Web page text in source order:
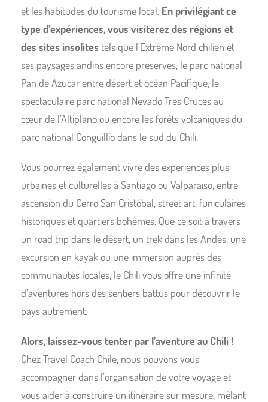
et les habitudes du tourisme local. En privilégiant ce
type d’expériences, vous visiterez des régions et
des sites insolites tels que l’Extrême Nord chilien et
ses paysages andins encore préservés, le parc national
Pan de Azúcar entre désert et océan Pacifique, le
spectaculaire parc national Nevado Tres Cruces au
cœur de l’Altiplano ou encore les forêts volcaniques du
parc national Conguillío dans le sud du Chili.
Vous pourrez également vivre des expériences plus
urbaines et culturelles à Santiago ou Valparaíso, entre
ascension du Cerro San Cristóbal, street art, funiculaires
historiques et quartiers bohèmes. Que ce soit à travers
un road trip dans le désert, un trek dans les Andes, une
excursion en kayak ou une immersion auprès des
communautés locales, le Chili vous offre une infinité
d’aventures hors des sentiers battus pour découvrir le
pays autrement.
Alors, laissez-vous tenter par l’aventure au Chili !
ChezTravel Coach Chile, nous pouvons vous
accompagner dans l’organisation de votre voyage et
vous aider à construire un itinéraire sur mesure, mêlant